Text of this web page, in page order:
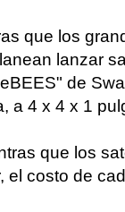
que los
lanzar
de
a 4 x 4 x 1
que los
el costo de